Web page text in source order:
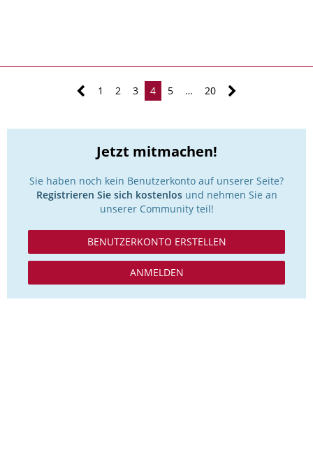
1 2 3 4 5 … 20
Jetzt mitmachen!
Sie haben noch kein Benutzerkonto auf unserer Seite?
Registrieren Sie sich kostenlosund nehmen Sie an
unserer Community teil!
BENUTZERKONTO ERSTELLEN
ANMELDEN